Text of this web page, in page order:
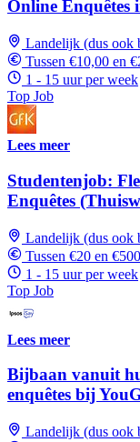
Online Enquêtes
Landelijk (dus ook
Tussen €10,00 en
1 - 15 uur per week
Top Job
Lees meer
Studentenjob:
Enquêtes
Landelijk (dus ook
Tussen €20 en
1 - 15 uur per week
Top Job
Lees meer
Bijbaan vanuit
enquêtes bij
Landelijk (dus ook